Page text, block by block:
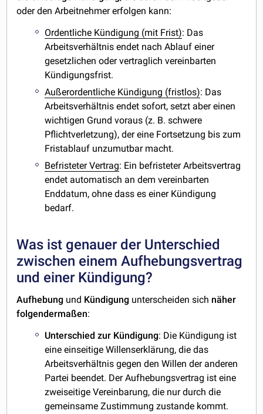
oder den Arbeitnehmer erfolgen kann:
Ordentliche Kündigung (mit Frist): Das
Arbeitsverhältnis endet nach Ablauf einer
gesetzlichen oder vertraglich vereinbarten
Kündigungsfrist.
Außerordentliche Kündigung (fristlos): Das
Arbeitsverhältnis endet sofort, setzt aber einen
wichtigen Grund voraus (z. B. schwere
Pflichtverletzung), der eine Fortsetzung bis zum
Fristablauf unzumutbar macht.
Befristeter Vertrag: Ein befristeter Arbeitsvertrag
endet automatisch an dem vereinbarten
Enddatum, ohne dass es einer Kündigung
bedarf.
Was ist genauer der Unterschied
zwischen einem Aufhebungsvertrag
und einer Kündigung?
Aufhebung und Kündigung unterscheiden sich näher
folgendermaßen:
Unterschied zur Kündigung: Die Kündigung ist
eine einseitige Willenserklärung, die das
Arbeitsverhältnis gegen den Willen der anderen
Partei beendet. Der Aufhebungsvertrag ist eine
zweiseitige Vereinbarung, die nur durch die
gemeinsame Zustimmung zustande kommt.